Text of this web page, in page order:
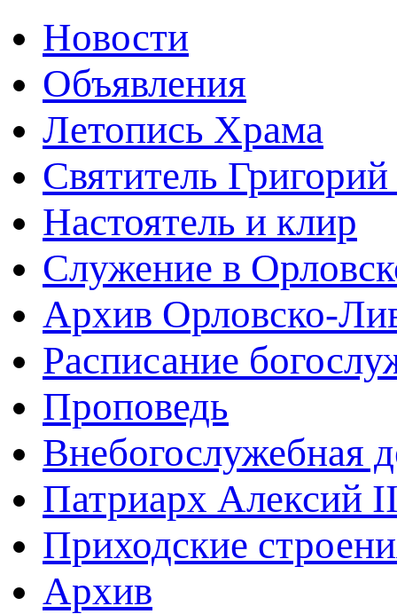
Новости
Объявления
Летопись Храма
Святитель
Настоятель и клир
Служение в
Архив Орловско-
Расписание
Проповедь
Внебогослужебная
Патриарх Алексий
Приходские
Архив